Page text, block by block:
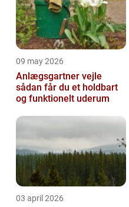
09 may 2026
Anlægsgartner vejle
sådan får du et holdbart
og funktionelt uderum
03 april 2026